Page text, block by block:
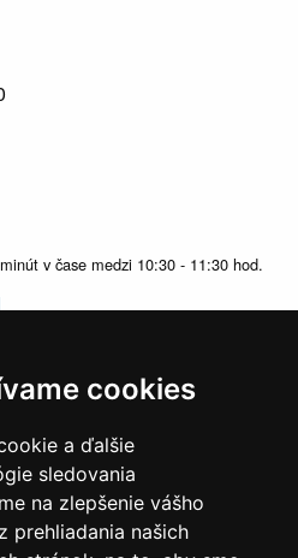
cookies
a ďalšie
sledovania
na zlepšenie vášho
prehliadania našich
v čase medzi 10:30 - 11:30 hod.
medzi 10:30 - 11:30 hod.